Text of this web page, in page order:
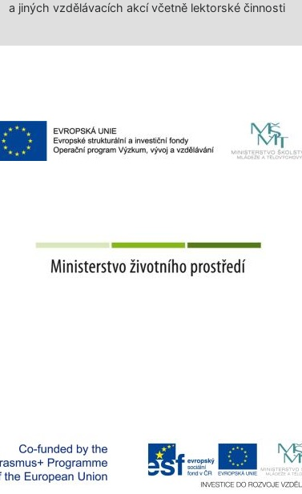
a jiných vzdělávacích akcí včetně lektorské činnosti